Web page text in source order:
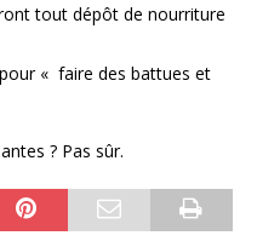
tout dépôt de nourriture
« faire des battues et
? Pas sûr.